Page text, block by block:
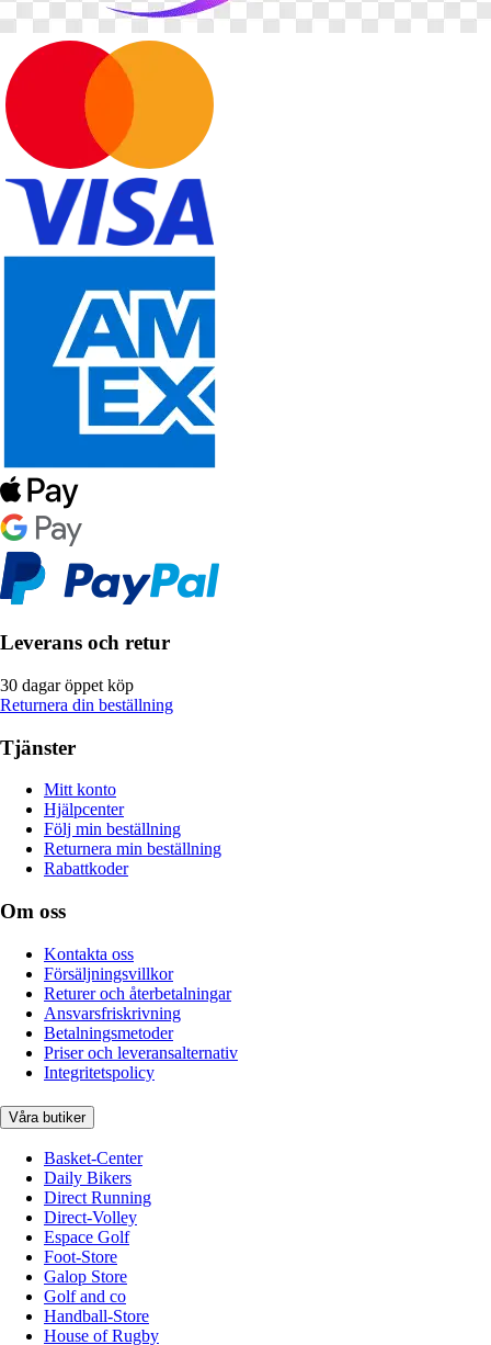
Leverans och retur
30 dagar öppet köp
Returnera din beställning
Tjänster
Mitt konto
Hjälpcenter
Följ min beställning
Returnera min beställning
Rabattkoder
Om oss
Kontakta oss
Försäljningsvillkor
Returer och återbetalningar
Ansvarsfriskrivning
Betalningsmetoder
Priser och leveransalternativ
Integritetspolicy
Våra butiker
Basket-Center
Daily Bikers
Direct Running
Direct-Volley
Espace Golf
Foot-Store
Galop Store
Golf and co
Handball-Store
House of Rugby